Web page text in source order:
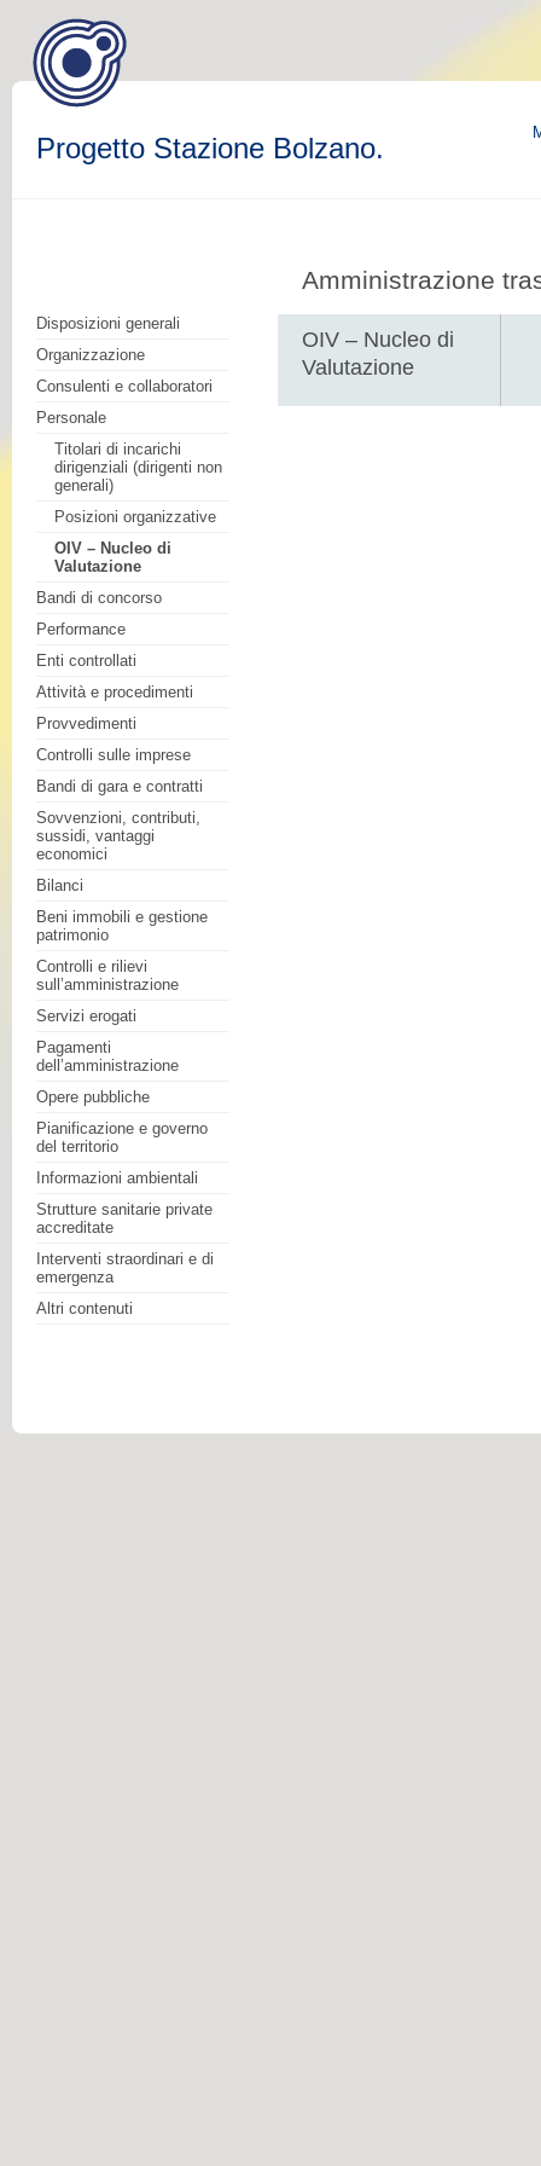
Progetto Stazione Bolzano.
Disposizioni generali
Organizzazione
Consulenti e collaboratori
Personale
Titolari di incarichi
dirigenziali (dirigenti non
generali)
Posizioni organizzative
OIV – Nucleo di
Valutazione
Bandi di concorso
Performance
Enti controllati
Attività e procedimenti
Provvedimenti
Controlli sulle imprese
Bandi di gara e contratti
Sovvenzioni, contributi,
sussidi, vantaggi
economici
Bilanci
Beni immobili e gestione
patrimonio
Controlli e rilievi
sull’amministrazione
Servizi erogati
Pagamenti
dell’amministrazione
Opere pubbliche
Pianificazione e governo
del territorio
Informazioni ambientali
Strutture sanitarie private
accreditate
Interventi straordinari e di
emergenza
Altri contenuti
Amministrazione
OIV – Nucleo di
Valutazione